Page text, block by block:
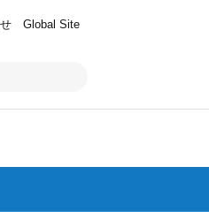
Global Site